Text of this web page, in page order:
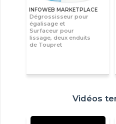
INFOWEB MARKETPLACE
Dégrossisseur pour
égalisage et
Surfaceur pour
lissage, deux enduits
de Toupret
Vidéos